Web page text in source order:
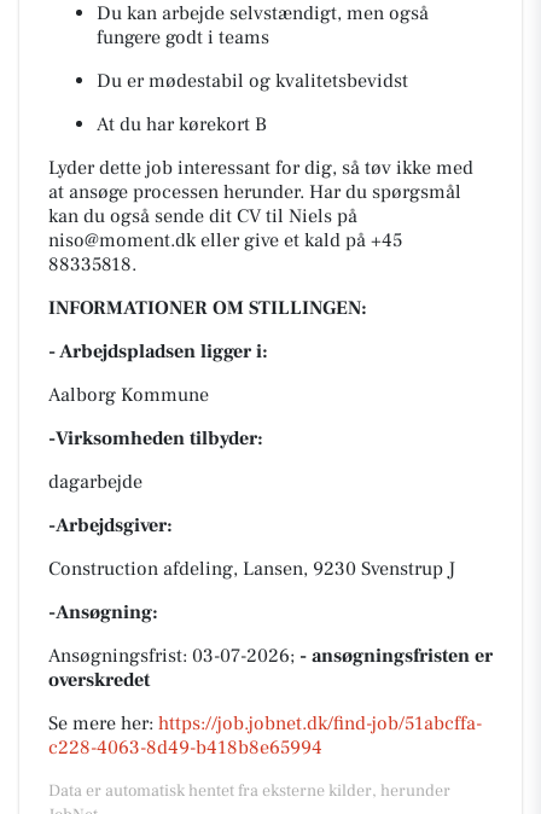
Du kan arbejde selvstændigt, men også
fungere godt i teams
Du er mødestabil og kvalitetsbevidst
At du har kørekort B
Lyder dette job interessant for dig, så tøv ikke med
at ansøge processen herunder. Har du spørgsmål
kan du også sende dit CV til Niels på
niso@moment.dk eller give et kald på +45
88335818.
INFORMATIONER OM STILLINGEN:
- Arbejdspladsen ligger i:
Aalborg Kommune
-Virksomheden tilbyder:
dagarbejde
-Arbejdsgiver:
Construction afdeling, Lansen, 9230 Svenstrup J
-Ansøgning:
Ansøgningsfrist: 03-07-2026; - ansøgningsfristen er
overskredet
Se mere her: https://job.jobnet.dk/find-job/51abcffa-
c228-4063-8d49-b418b8e65994
Data er automatisk hentet fra eksterne kilder, herunder